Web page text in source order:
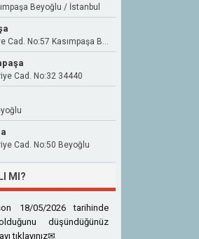
Beyoğlu / İstanbul
Camii Kebir Mah. Bahriye Cad. No:57 Kasımpaşa Beyoğlu İstanbul
Cad. No:32 34440
Cad. No:50 Beyoğlu
MI?
18/05/2026 tarihinde
düşündüğünüz
tıklayınız✉